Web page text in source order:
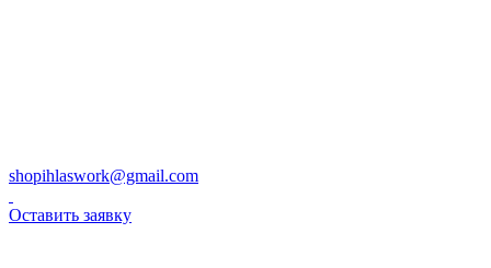
shopihlaswork@gmail.com
Оставить заявку